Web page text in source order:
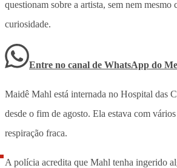
questionam sobre a artista, sem nem mesmo
curiosidade.
Entre no canal de WhatsApp do
Maidê Mahl está internada no Hospital das
desde o fim de agosto. Ela estava com
respiração fraca.
A polícia acredita que Mahl tenha ingerido